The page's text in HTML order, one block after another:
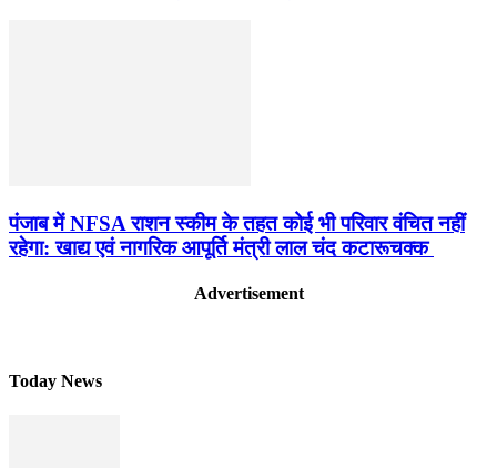
पंजाब में NFSA राशन स्कीम के तहत कोई भी परिवार वंचित नहीं
रहेगा: खाद्य एवं नागरिक आपूर्ति मंत्री लाल चंद कटारूचक्क
Advertisement
Today News